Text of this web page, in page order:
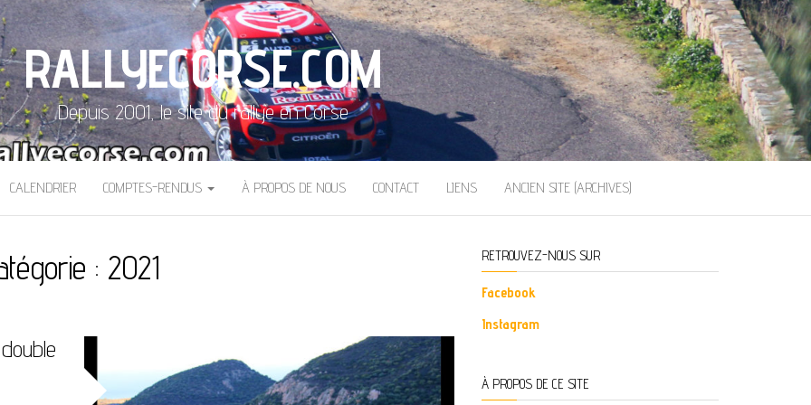
RALLYECORSE.COM
Depuis 2001, le site du rallye en Corse
CALENDRIER COMPTES-RENDUS À PROPOS DE NOUS CONTACT LIENS ANCIEN SITE (ARCHIVES)
: 2021 RETROUVEZ-NOUS SUR
Facebook
Instagram
À PROPOS DE CE SITE